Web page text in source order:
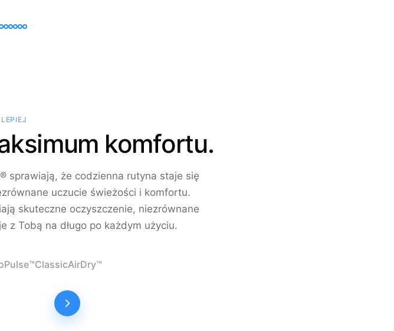
komfortu.
sprawiają, że codzienna rutyna staje się
uczucie świeżości i komfortu.
skuteczne oczyszczenie, niezrównane
z Tobą na długo po każdym użyciu.
ClassicAirDry™